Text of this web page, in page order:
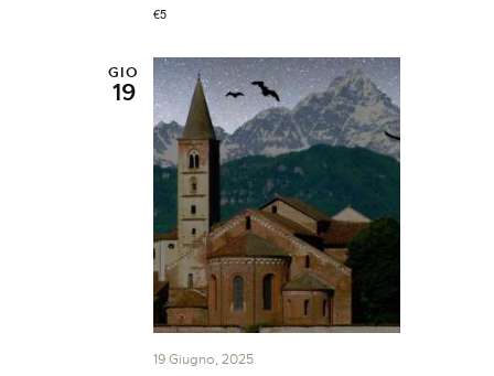
€5
GIO
19
19 Giugno, 2025